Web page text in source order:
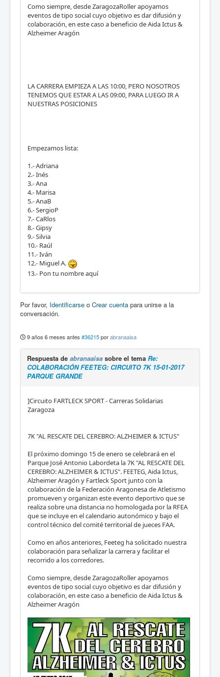
Como siempre, desde ZaragozaRoller apoyamos
eventos de tipo social cuyo objetivo es dar difusión y
colaboración, en este caso a beneficio de Aida Ictus &
Alzheimer Aragón
LA CARRERA EMPIEZA A LAS 10:00, PERO NOSOTROS
TENEMOS QUE ESTAR A LAS 09:00, PARA LUEGO IR A
NUESTRAS POSICIONES
Empezamos lista:
1.- Adriana
2.- Inés
3.- Ana
4.- Marisa
5.- AnaB
6.- SergioP
7.- CaRlos
8.- Gipsy
9.- Silvia
10.- Raúl
11.- Iván
12.- Miguel A.
13.- Pon tu nombre aquí
Por favor, Identificarse o Crear cuenta para unirse a la
conversación.
9 años 6 meses antes #36215porabranaaisa
Respuesta de abranaaisa sobre el tema Re:
COLABORACIÓN FEETEG: CIRCUITO 7K 15-01-2017
PARQUE GRANDE
]Circuito FARTLECK SPORT - Carreras Solidarias
Zaragoza
7K "AL RESCATE DEL CEREBRO: ALZHEIMER & ICTUS"
El próximo domingo 15 de enero se celebrará en el
Parque José Antonio Labordeta la 7K "AL RESCATE DEL
CEREBRO: ALZHEIMER & ICTUS". FEETEG, Aida Ictus,
Alzheimer Aragón y Fartleck Sport junto con la
colaboración de la Federación Aragonesa de Atletismo
promueven y organizan este evento deportivo que se
realiza sobre una distancia no homologada por la RFEA
que se incluye en el calendario autonómico y bajo el
control técnico del comité territorial de jueces FAA.
Como en años anteriores, Feeteg ha solicitado nuestra
colaboración para señalizar la carrera y facilitar el
recorrido a los corredores.
Como siempre, desde ZaragozaRoller apoyamos
eventos de tipo social cuyo objetivo es dar difusión y
colaboración, en este caso a beneficio de Aida Ictus &
Alzheimer Aragón